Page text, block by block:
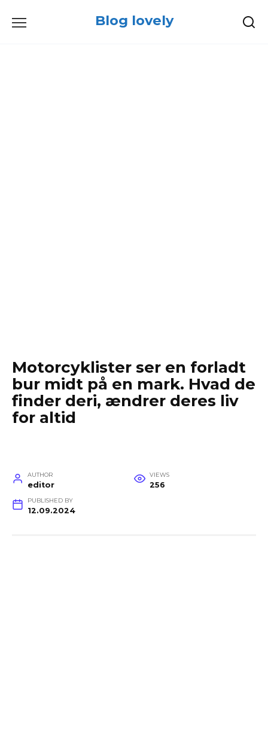
Blog lovely
Motorcyklister ser en forladt
bur midt på en mark. Hvad de
finder deri, ændrer deres liv
for altid
AUTHOR
editor
VIEWS
256
PUBLISHED BY
12.09.2024